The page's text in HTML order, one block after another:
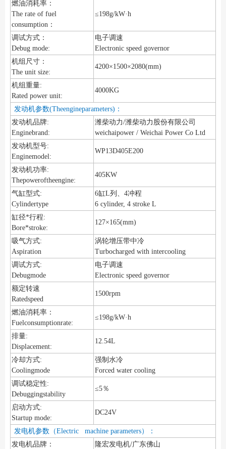
燃油消耗率：
The rate of fuel
consumption：
≤198g/kW·h
调试方式：
Debug mode:
电子调速
Electronic speed governor
机组尺寸：
The unit size:
4200×1500×2080(mm)
机组重量:
Rated power unit:
4000KG
发动机参数(Theengineparameters)：
发动机品牌:
Enginebrand:
潍柴动力/潍柴动力股份有限公司
weichaipower / Weichai Power Co Ltd
发动机型号:
Enginemodel:
WP13D405E200
发动机功率:
Thepoweroftheengine:
405KW
气缸型式:
Cylindertype
6缸L列、4冲程
6 cylinder, 4 stroke L
缸径*行程:
Bore*stroke:
127×165(mm)
吸气方式:
Aspiration
涡轮增压带中冷
Turbocharged with intercooling
调试方式:
Debugmode
电子调速
Electronic speed governor
额定转速
Ratedspeed
1500rpm
燃油消耗率：
Fuelconsumptionrate:
≤198g/kW·h
排量:
Displacement:
12.54L
冷却方式:
Coolingmode
强制水冷
Forced water cooling
调试稳定性:
Debuggingstability
≤5％
启动方式:
Startup mode:
DC24V
发电机参数（Electric machine parameters）：
发电机品牌：
隆宏发电机/广东佛山